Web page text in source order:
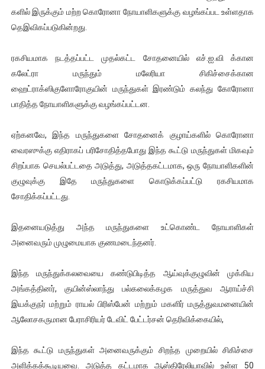
ஐ.நா முன்றலில் சீரற்ற காலநிலையிலும் தமிழின அழிப்பிற்கு
ஜனாதிபதி ஐக்கிய நாடுகளின் பொதுச் சபை கூட்டத்தில் இன்று
32 CM விநோத கன்றுக்குட்டி! (வீடியோ)
களில் இருக்கும் மற்ற கொரோனா நோயாளிகளுக்கு வழங்கப்பட உள்ளதாக
தெஇவிகப்படுகின்றது.
ரகசியமாக நடத்தப்பட்ட முதல்கட்ட சோதனையில் எச்.ஐ.வி க்கான
கலேட்ரா மருந்தும் மலேரியா சிகிச்சைக்கான
ஹைட்ராக்ஸிகுளோரோகுயின் மருந்துகள் இரண்டும் கலந்து கோரோனா
பாதித்த நோயாளிகளுக்கு வழங்கப்பட்டன.
ஏற்கனவே, இந்த மருந்துகளை சோதனைக் குழாய்களில் கொரோனா
வைரஸுக்கு எதிராகப் பரிசோதித்தபோது இந்த கூட்டு மருந்துகள் மிகவும்
சிறப்பாக செயல்பட்டதை அடுத்து, அடுத்தகட்டமாக, ஒரு நோயாளிகளின்
குழுவுக்கு இதே மருந்துகளை கொடுக்கப்பட்டு ரகசியமாக
சோதிக்கப்பட்டது.
இதனையடுத்து அந்த மருந்துகளை உட்கொண்ட நோயாளிகள்
அனைவரும் முழுமையாக குணமடைந்தனர்.
இந்த மருந்துக்கலவையை கண்டுபிடித்த ஆய்வுக்குழுவின் முக்கிய
அங்கத்தினர், குயின்ஸ்லாந்து பல்கலைக்கழக மருத்துவ ஆராய்ச்சி
இயக்குநர் மற்றும் ராயல் பிரிஸ்பேன் மற்றும் மகளிர் மருத்துவமனையின்
ஆலோசகருமான பேராசிரியர் டேவிட் பேட்டர்சன் தெரிவிக்கையில்,
இந்த கூட்டு மருந்துகள் அனைவருக்கும் சிறந்த முறையில் சிகிச்சை
அளிக்கக்கூடியவை. அடுத்த கட்டமாக ஆஸ்திரேலியாவில் உள்ள 50